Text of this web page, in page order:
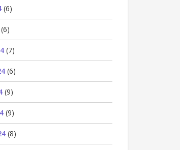
(6)
(6)
(7)
(6)
(9)
(9)
(8)